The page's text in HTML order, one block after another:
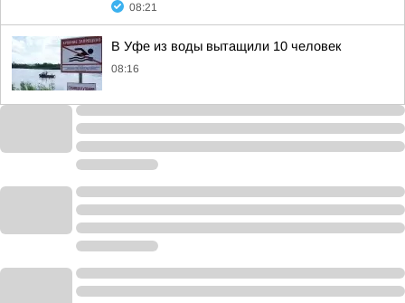
08:21
В Уфе из воды вытащили 10 человек
08:16